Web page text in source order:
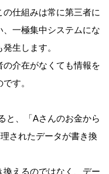
仕組みは常に第三者に
一極集中システムにな
生します。
介在がなくても情報を
す。
と、「Aさんのお金から
されたデータが書き換
換えるのではなく、デー